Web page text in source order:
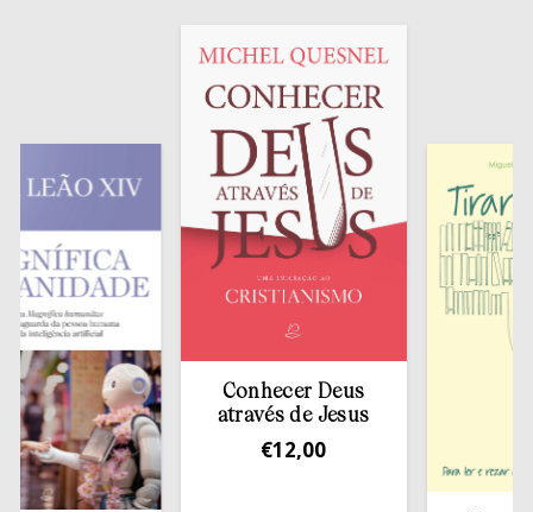
Conhecer Deus
através de Jesus
12,00